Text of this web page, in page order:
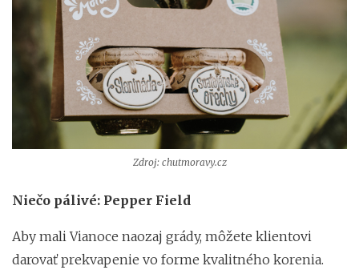
Zdroj: chutmoravy.cz
Niečo pálivé: Pepper Field
Aby mali Vianoce naozaj grády, môžete klientovi
darovať prekvapenie vo forme kvalitného korenia.